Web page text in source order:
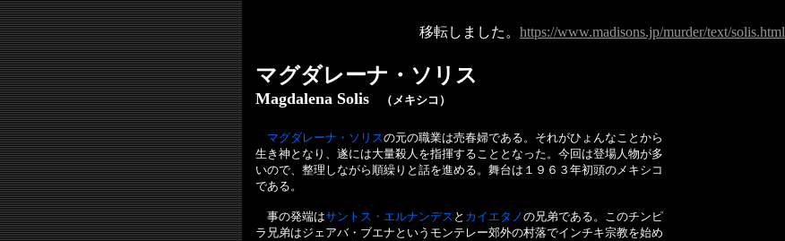
移転しました。 https://www.madisons.jp/murder/text/solis.html
マグダレーナ・ソリス
Magdalena Solis （メキシコ）
マグダレーナ・ソリスの元の職業は売春婦である。それがひょんなことから
生き神となり、遂には大量殺人を指揮することとなった。今回は登場人物が多
いので、整理しながら順繰りと話を進める。舞台は１９６３年初頭のメキシコ
である。
事の発端はサントス・エルナンデス と カイエタノの兄弟である。このチンピ
ラ兄弟はジェアバ・ブエナというモンテレー郊外の村落でインチキ宗教を始め